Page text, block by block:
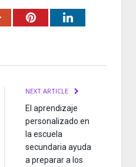
Google+PinterestLinkedIn
NEXT ARTICLE
El aprendizaje
personalizado en
la escuela
secundaria ayuda
a preparar a los